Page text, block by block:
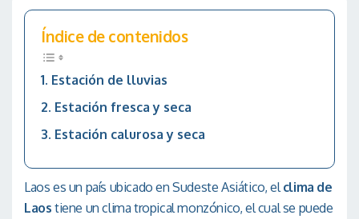
Índice de contenidos
Estación de lluvias
Estación fresca y seca
Estación calurosa y seca
Laos es un país ubicado en Sudeste Asiático, el clima de
Laos tiene un clima tropical monzónico, el cual se puede